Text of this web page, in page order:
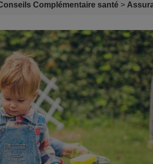
Complémentaire santé